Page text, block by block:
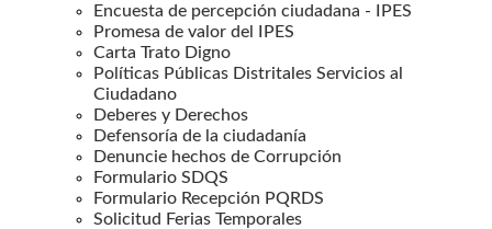
Encuesta de percepción ciudadana - IPES
Promesa de valor del IPES
Carta Trato Digno
Políticas Públicas Distritales Servicios al
Ciudadano
Deberes y Derechos
Defensoría de la ciudadanía
Denuncie hechos de Corrupción
Formulario SDQS
Formulario Recepción PQRDS
Solicitud Ferias Temporales